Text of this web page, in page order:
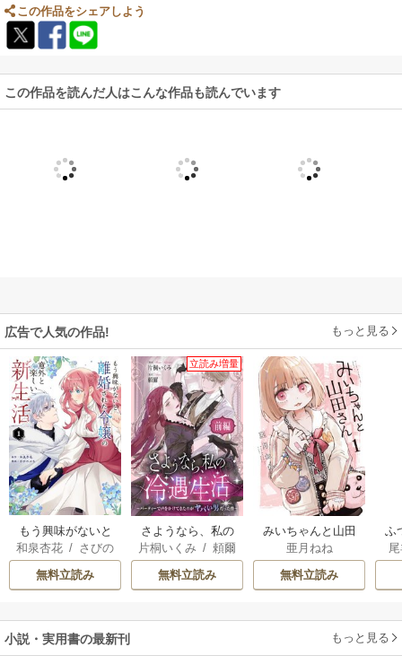
この作品をシェアしよう
この作品を読んだ人はこんな作品も読んでいます
広告で人気の作品! もっと見る
もう興味がないと
離婚された令嬢の
意外と楽しい新生
活
和泉杏花 / さびの
ぶち
無料立読み
立読み増量
さようなら、私の
冷遇生活 ～パーテ
ィーで声をかけて
きたのがヤバい男
片桐いくみ / 頼爾
無料立読み
みいちゃんと山田
さん
亜月ねね
無料立読み
ふ
小説・実用書の最新刊 もっと見る